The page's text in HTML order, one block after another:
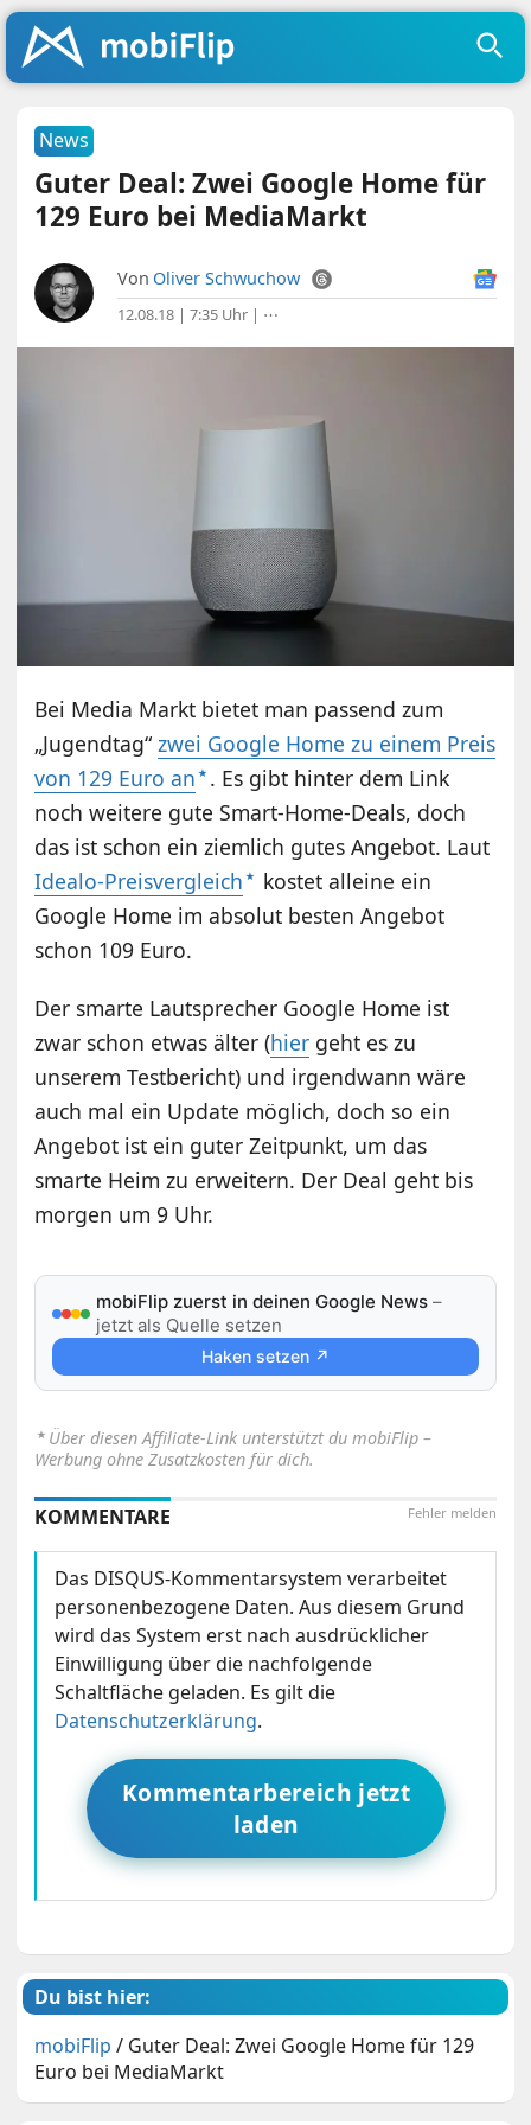
News
Guter Deal: Zwei Google Home für
129 Euro bei MediaMarkt
Von Oliver Schwuchow
12.08.18 | 7:35 Uhr | ⋯
Bei Media Markt bietet man passend zum
„Jugendtag“zwei Google Home zu einem Preis
von 129 Euro an . Es gibt hinter dem Link
noch weitere gute Smart-Home-Deals, doch
das ist schon ein ziemlich gutes Angebot. Laut
Idealo-Preisvergleich
kostet alleine ein
Google Home im absolut besten Angebot
schon 109 Euro.
Der smarte Lautsprecher Google Home ist
zwar schon etwas älter (hier geht es zu
unserem Testbericht) und irgendwann wäre
auch mal ein Update möglich, doch so ein
Angebot ist ein guter Zeitpunkt, um das
smarte Heim zu erweitern. Der Deal geht bis
morgen um 9 Uhr.
mobiFlip zuerst in deinen Google News –
jetzt als Quelle setzen
Haken setzen ↗
⋆ Über diesen Affiliate-Link unterstützt du mobiFlip –
Werbung ohne Zusatzkosten für dich.
Fehler melden
KOMMENTARE
Das DISQUS-Kommentarsystem verarbeitet
personenbezogene Daten. Aus diesem Grund
wird das System erst nach ausdrücklicher
Einwilligung über die nachfolgende
Schaltfläche geladen. Es gilt die
Datenschutzerklärung.
Kommentarbereich jetzt
laden
Du bist hier:
mobiFlip / Guter Deal: Zwei Google Home für 129
Euro bei MediaMarkt